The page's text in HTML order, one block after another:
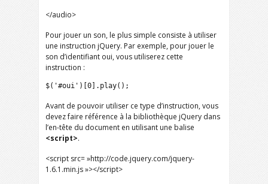
</audio>
Pour jouer un son, le plus simple consiste à utiliser
une instruction jQuery. Par exemple, pour jouer le
son d’identifiant oui, vous utiliserez cette
instruction :
$('#oui')[0].play();
Avant de pouvoir utiliser ce type d’instruction, vous
devez faire référence à la bibliothèque jQuery dans
l’en-tête du document en utilisant une balise
<script>.
<script src= »http://code.jquery.com/jquery-
1.6.1.min.js »></script>